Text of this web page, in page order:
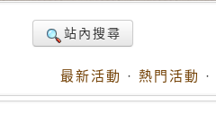
站內搜尋
最新活動 · 熱門活動 ·